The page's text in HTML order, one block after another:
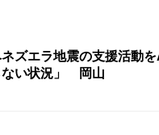
ズエラ地震の支援活動
ない状況」 岡山